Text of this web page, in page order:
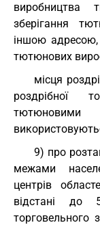
виробництва
зберігання
іншою адресою,
тютюнових
місця
роздрібної
9) про
межами
центрів
відстані до